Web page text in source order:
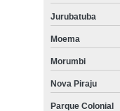
Jurubatuba
Moema
Morumbi
Nova Piraju
Parque Colonial